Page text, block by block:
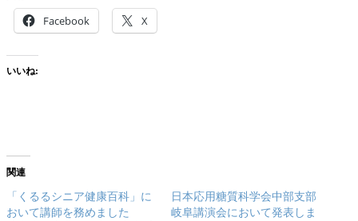
Facebook X
いいね:
関連
「くるるシニア健康百科」に
おいて講師を務めました
日本応用糖質科学会中部支部
岐阜講演会において発表しま